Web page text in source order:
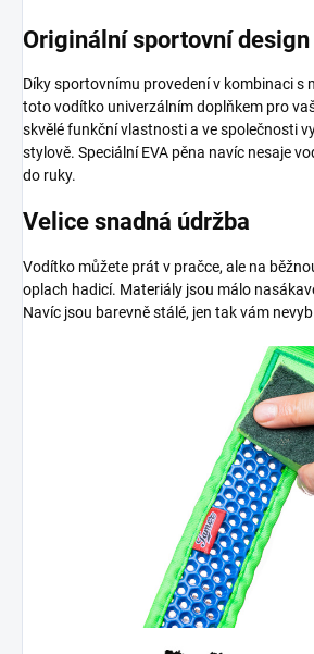
Originální sportovní design
Díky sportovnímu provedení v kombinaci s
toto vodítko univerzálním doplňkem pro
skvělé funkční vlastnosti a ve společnosti
stylově. Speciální EVA pěna navíc nesaje
do ruky.
Velice snadná údržba
Vodítko můžete prát v pračce, ale na
oplach hadicí. Materiály jsou málo
Navíc jsou barevně stálé, jen tak vám